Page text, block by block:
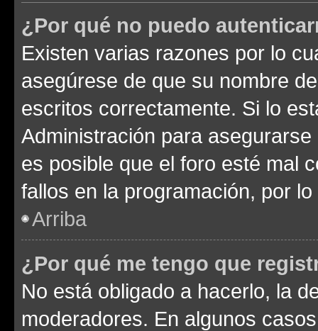
¿Por qué no puedo
Existen varias razones por lo
asegúrese de que su nombre
escritos correctamente. Si lo
Administración para
es posible que el foro esté mal
fallos en la programación, por
Arriba
¿Por qué me tengo que
No está obligado a hacerlo, la
moderadores. En algunos